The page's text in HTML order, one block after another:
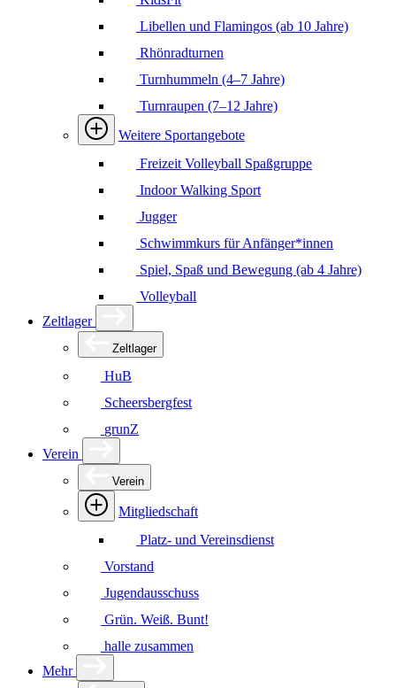
Libellen und Flamingos (ab 10 Jahre)
Rhönradturnen
Turnhummeln (4–7 Jahre)
Turnraupen (7–12 Jahre)
Weitere Sportangebote
Freizeit Volleyball Spaßgruppe
Indoor Walking Sport
Jugger
Schwimmkurs für Anfänger*innen
Spiel, Spaß und Bewegung (ab 4 Jahre)
Volleyball
Zeltlager
Zeltlager
HuB
Scheersbergfest
grunZ
Verein
Verein
Mitgliedschaft
Platz- und Vereinsdienst
Vorstand
Jugendausschuss
Grün. Weiß. Bunt!
halle zusammen
Mehr